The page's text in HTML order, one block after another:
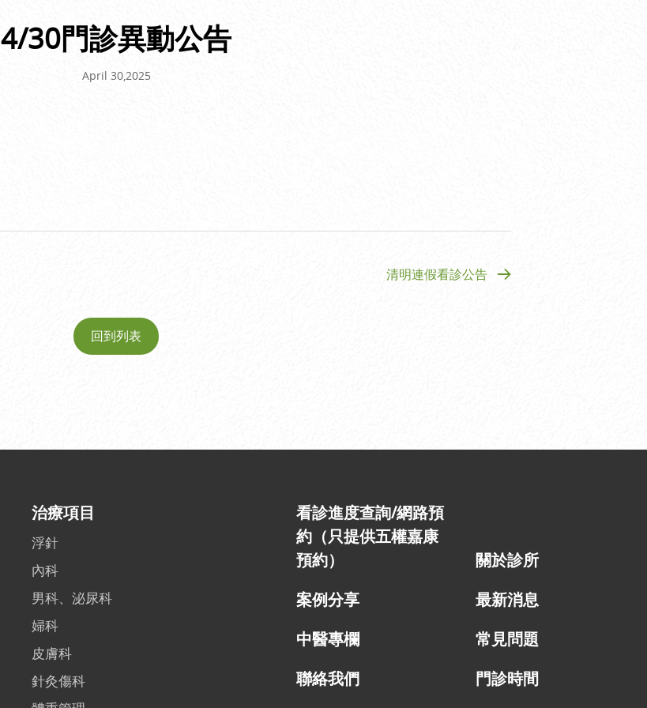
4/30門診異動公告
April 30,2025
清明連假看診公告
回到列表
治療項目
浮針
內科
男科、泌尿科
婦科
皮膚科
針灸傷科
看診進度查詢/網路預
約（只提供五權嘉康
預約）
關於診所
案例分享
最新消息
中醫專欄
常見問題
聯絡我們
門診時間